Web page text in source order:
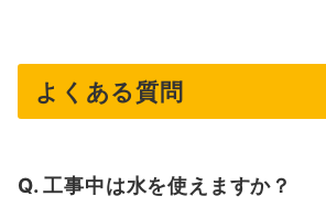
よくある質問
Q. 工事中は水を使えますか？